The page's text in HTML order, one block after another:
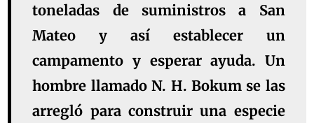
toneladas de suministros a San
Mateo y así establecer un
campamento y esperar ayuda. Un
hombre llamado N. H. Bokum se las
arregló para construir una especie